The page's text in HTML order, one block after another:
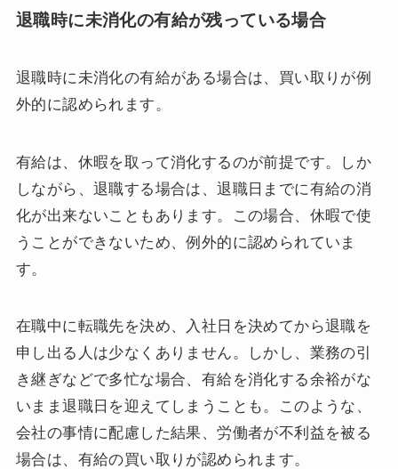
退職時に未消化の有給が残っている場合
退職時に未消化の有給がある場合は、買い取りが例
外的に認められます。
有給は、休暇を取って消化するのが前提です。しか
しながら、退職する場合は、退職日までに有給の消
化が出来ないこともあります。この場合、休暇で使
うことができないため、例外的に認められていま
す。
在職中に転職先を決め、入社日を決めてから退職を
申し出る人は少なくありません。しかし、業務の引
き継ぎなどで多忙な場合、有給を消化する余裕がな
いまま退職日を迎えてしまうことも。このような、
会社の事情に配慮した結果、労働者が不利益を被る
場合は、有給の買い取りが認められます。